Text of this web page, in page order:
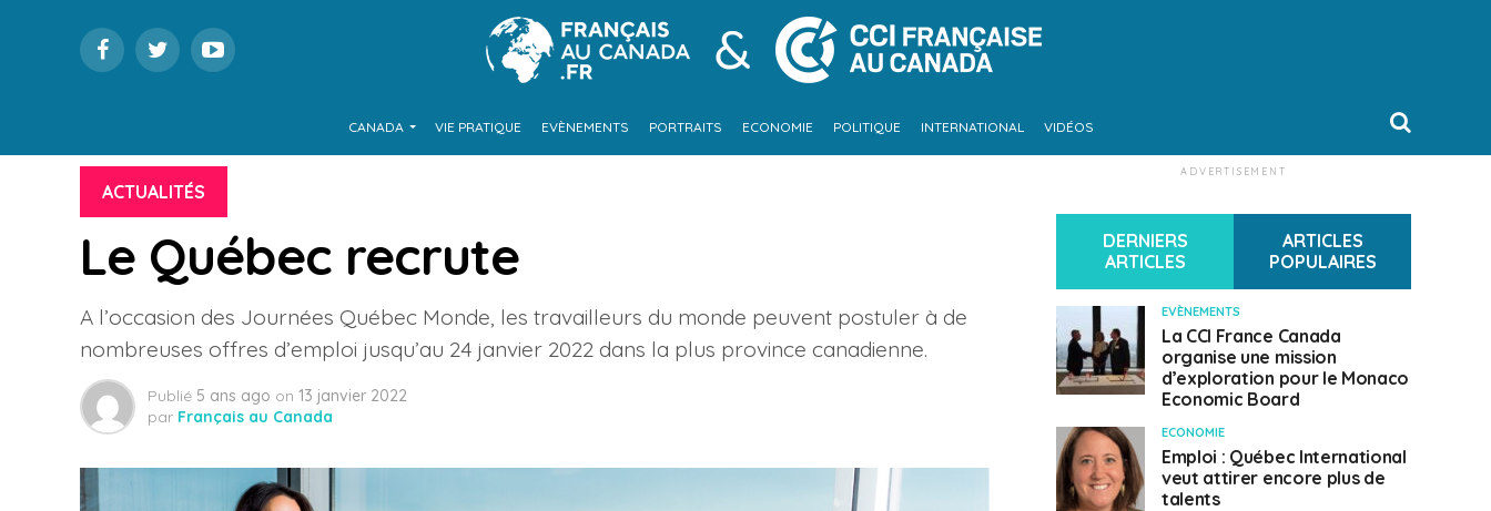
CANADA VIE PRATIQUE EVÈNEMENTS PORTRAITS ECONOMIE POLITIQUE INTERNATIONAL VIDÉOS
ACTUALITÉS
Le Québec recrute
A l’occasion des Journées Québec Monde, les travailleurs du monde peuvent postuler à de
nombreuses offres d’emploi jusqu’au 24 janvier 2022 dans la plus province canadienne.
Publié 5 ans ago on 13 janvier 2022
par Français au Canada
ADVERTISEMENT
DERNIERS
ARTICLES
ARTICLES
POPULAIRES
EVÈNEMENTS
La CCI France Canada
organise une mission
d’exploration pour le Monaco
Economic Board
ECONOMIE
Emploi : Québec International
veut attirer encore plus de
talents